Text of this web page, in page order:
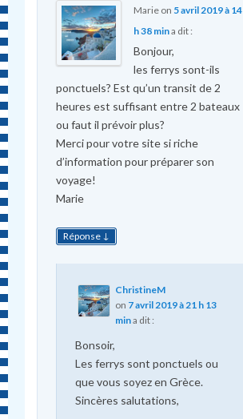
Marieon 5 avril 2019 à 14
h 38 mina dit :
Bonjour,
les ferrys sont-ils
ponctuels? Est qu’un transit de 2
heures est suffisant entre 2 bateaux
ou faut il prévoir plus?
Merci pour votre site si riche
d’information pour préparer son
voyage!
Marie
Réponse ↓
ChristineM
on 7 avril 2019 à 21 h 13
mina dit :
Bonsoir,
Les ferrys sont ponctuels ou
que vous soyez en Grèce.
Sincères salutations,